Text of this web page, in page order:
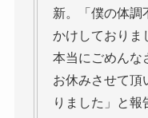
新。「僕の体調
かけしておりま
本当にごめんな
お休みさせて頂
りました」と報